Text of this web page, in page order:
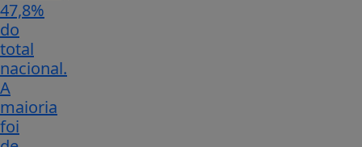
47,8%
do
total
nacional.
A
maioria
foi